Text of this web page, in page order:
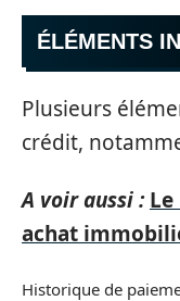
ÉLÉMENTS
Plusieurs
crédit,
A voir aussi :
achat
Historique de